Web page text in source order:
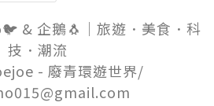
& 企鵝🐧｜旅遊．美食．科
技．潮流
- 廢青環遊世界/